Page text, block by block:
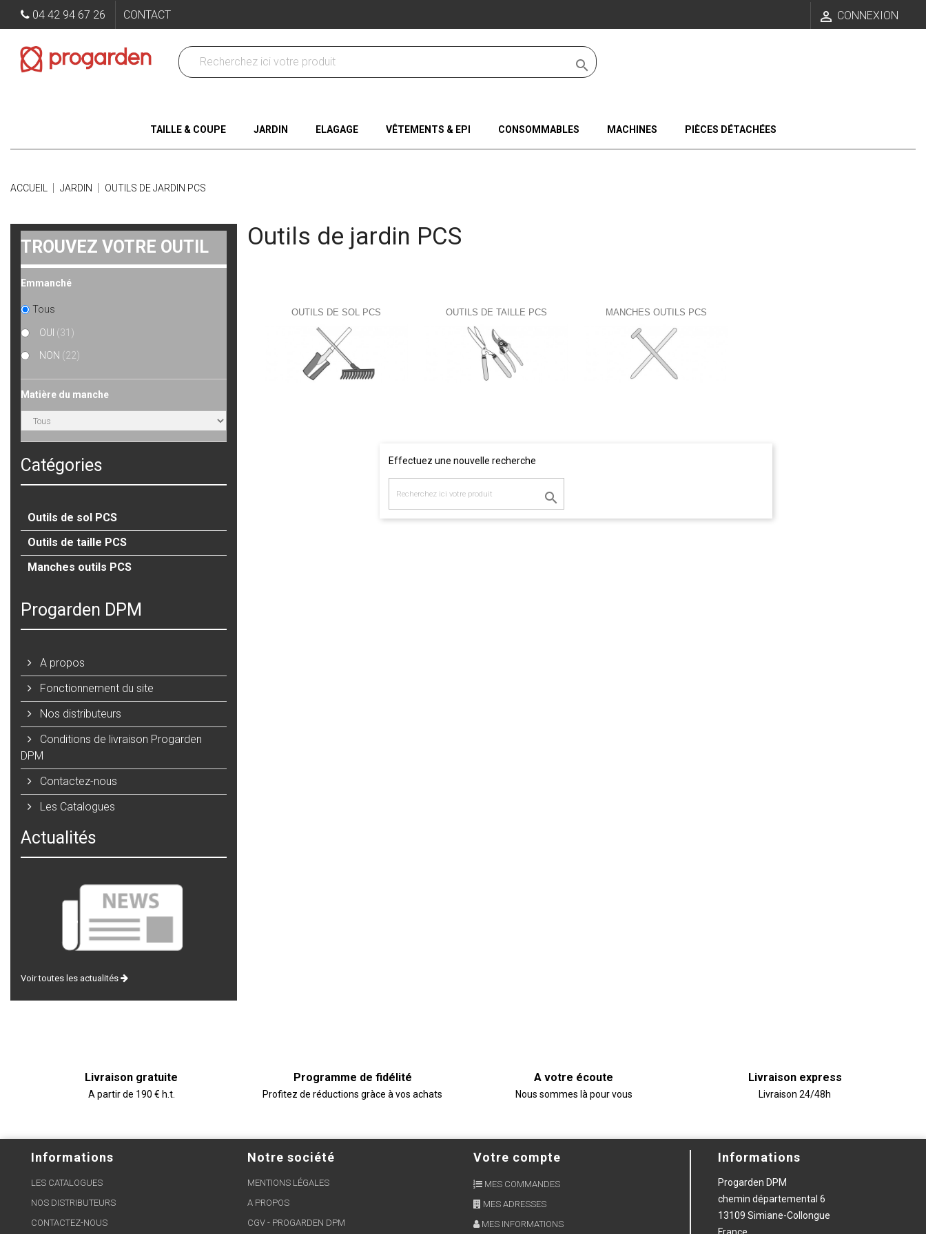
04 42 94 67 26 CONTACT  CONNEXION

TAILLE & COUPE JARDIN ELAGAGE VÊTEMENTS & EPI CONSOMMABLES MACHINES PIÈCES DÉTACHÉES
ACCUEIL JARDIN OUTILS DE JARDIN PCS
TROUVEZ VOTRE OUTIL
Emmanché
Tous
OUI (31)
NON (22)
Matière du manche
Catégories
Outils de sol PCS
Outils de taille PCS
Manches outils PCS
Progarden DPM
A propos
Fonctionnement du site
Nos distributeurs
Conditions de livraison Progarden
DPM
Contactez-nous
Les Catalogues
Actualités
Voir toutes les actualités
Outils de jardin PCS
OUTILS DE SOL PCS OUTILS DE TAILLE PCS MANCHES OUTILS PCS
Effectuez une nouvelle recherche

Livraison gratuite
A partir de 190 € h.t.
Programme de fidélité
Profitez de réductions gràce à vos achats
A votre écoute
Nous sommes là pour vous
Livraison express
Livraison 24/48h
Informations
LES CATALOGUES
NOS DISTRIBUTEURS
CONTACTEZ-NOUS
Notre société
MENTIONS LÉGALES
A PROPOS
CGV - PROGARDEN DPM
Votre compte
MES COMMANDES
MES ADRESSES
MES INFORMATIONS
Informations
Progarden DPM
chemin départemental 6
13109 Simiane-Collongue